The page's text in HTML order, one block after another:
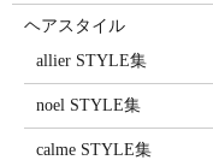
ヘアスタイル
allier STYLE集
noel STYLE集
calme STYLE集